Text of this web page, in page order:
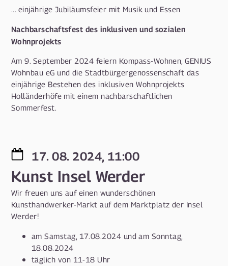
Holländerhöfe
... einjährige Jubiläumsfeier mit Musik und Essen
Nachbarschaftsfest des inklusiven und sozialen
Wohnprojekts
Am 9. September 2024 feiern Kompass-Wohnen, GENIUS
Wohnbau eG und die Stadtbürgergenossenschaft das
einjährige Bestehen des inklusiven Wohnprojekts
Holländerhöfe mit einem nachbarschaftlichen
Sommerfest.
17. 08. 2024, 11:00
Kunst Insel Werder
Wir freuen uns auf einen wunderschönen
Kunsthandwerker-Markt auf dem Marktplatz der Insel
Werder!
am Samstag, 17.08.2024 und am Sonntag,
18.08.2024
täglich von 11-18 Uhr